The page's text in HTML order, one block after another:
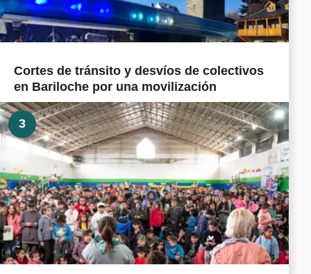
Cortes de tránsito y desvíos de colectivos
en Bariloche por una movilización
3